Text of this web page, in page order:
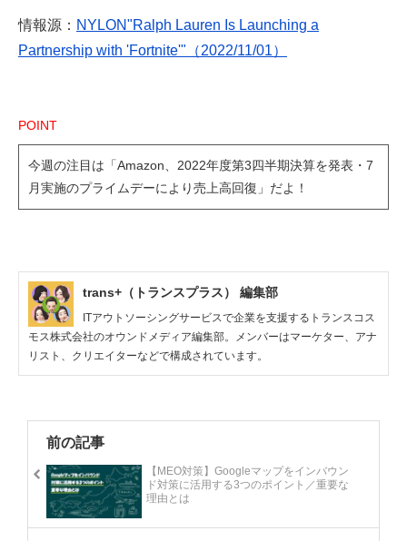
情報源： NYLON"Ralph Lauren Is Launching a
Partnership with 'Fortnite'"（2022/11/01）
POINT
今週の注目は「Amazon、2022年度第3四半期決算を発表・7
月実施のプライムデーにより売上高回復」だよ！
trans+（トランスプラス） 編集部
ITアウトソーシングサービスで企業を支援するトランスコス
モス株式会社のオウンドメディア編集部。メンバーはマーケター、アナ
リスト、クリエイターなどで構成されています。
前の記事
【MEO対策】Googleマップをインバウン
ド対策に活用する3つのポイント／重要な
理由とは